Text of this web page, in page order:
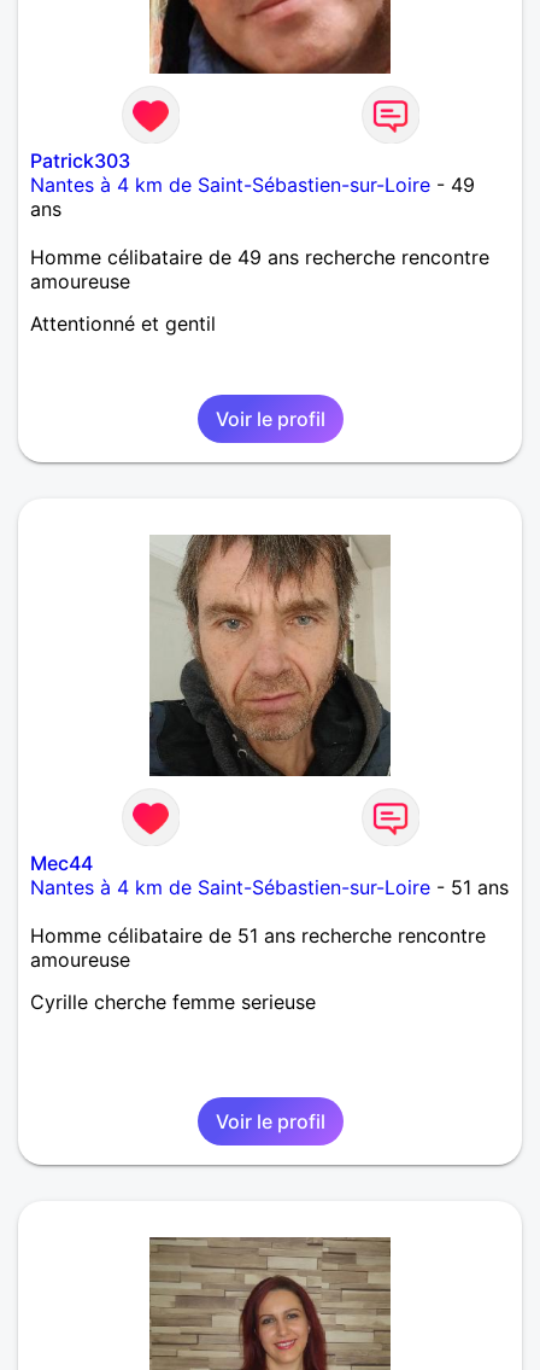
Patrick303
Nantes à 4 km de Saint-Sébastien-sur-Loire - 49
ans
Homme célibataire de 49 ans recherche rencontre
amoureuse
Attentionné et gentil
Voir le profil
Mec44
Nantes à 4 km de Saint-Sébastien-sur-Loire - 51 ans
Homme célibataire de 51 ans recherche rencontre
amoureuse
Cyrille cherche femme serieuse
Voir le profil